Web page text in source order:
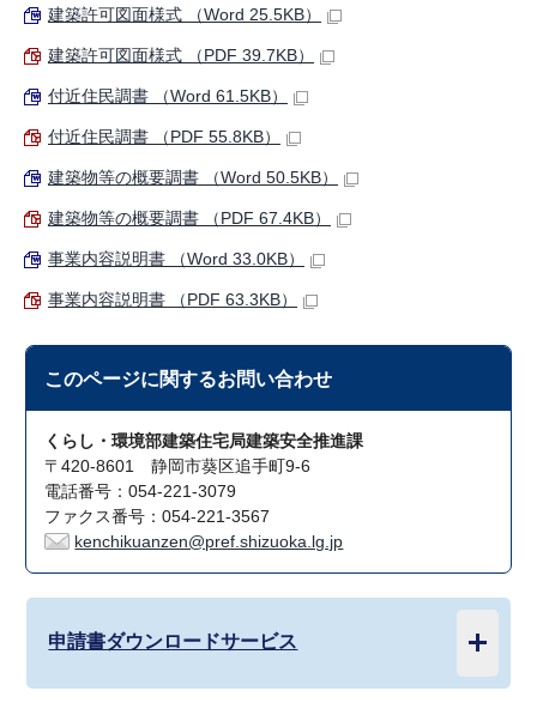
建築許可図面様式 （Word 25.5KB）
建築許可図面様式 （PDF 39.7KB）
付近住民調書 （Word 61.5KB）
付近住民調書 （PDF 55.8KB）
建築物等の概要調書 （Word 50.5KB）
建築物等の概要調書 （PDF 67.4KB）
事業内容説明書 （Word 33.0KB）
事業内容説明書 （PDF 63.3KB）
このページに関するお問い合わせ
くらし・環境部建築住宅局建築安全推進課
〒420-8601 静岡市葵区追手町9-6
電話番号：054-221-3079
ファクス番号：054-221-3567
kenchikuanzen@pref.shizuoka.lg.jp
申請書ダウンロードサービス